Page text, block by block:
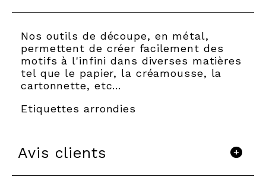
Nos outils de découpe, en métal,
permettent de créer facilement des
motifs à l'infini dans diverses matières
tel que le papier, la créamousse, la
cartonnette, etc…
Etiquettes arrondies
Avis clients